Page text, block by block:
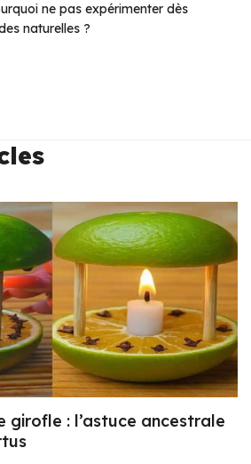
ne pas expérimenter dès
naturelles ?
girofle : l’astuce ancestrale